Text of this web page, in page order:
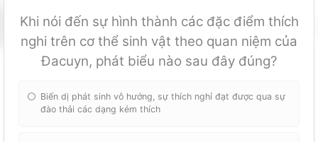
Khi nói đến sự hình thành các đặc điểm thích
nghi trên cơ thể sinh vật theo quan niệm của
Đacuyn, phát biểu nào sau đây đúng?
Biến dị phát sinh vô hướng, sự thích nghỉ đạt được qua sự
đào thải các dạng kém thích